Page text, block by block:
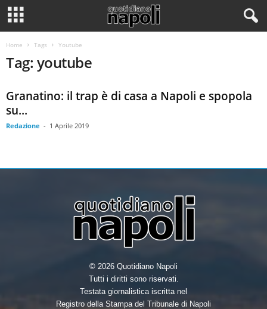
Home Tags Youtube
Tag: youtube
Granatino: il trap è di casa a Napoli e spopola
su...
Redazione - 1 Aprile 2019
© 2026 Quotidiano Napoli
Tutti i diritti sono riservati.
Testata giornalistica iscritta nel
Registro della Stampa del Tribunale di Napoli